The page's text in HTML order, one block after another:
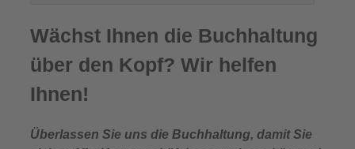
Wächst Ihnen die Buchhaltung
über den Kopf? Wir helfen
Ihnen!
Überlassen Sie uns die Buchhaltung, damit Sie